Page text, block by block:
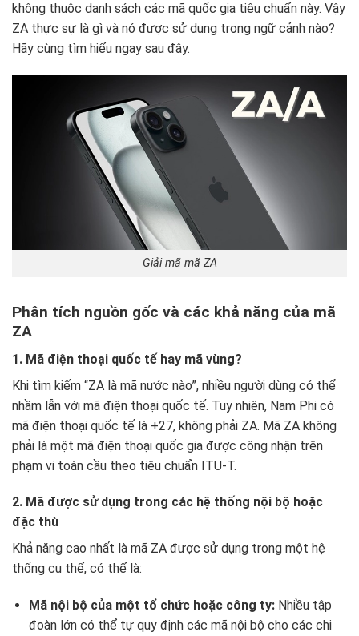
không thuộc danh sách các mã quốc gia tiêu chuẩn này. Vậy
ZA thực sự là gì và nó được sử dụng trong ngữ cảnh nào?
Hãy cùng tìm hiểu ngay sau đây.
Giải mã mã ZA
Phân tích nguồn gốc và các khả năng của mã
ZA
1. Mã điện thoại quốc tế hay mã vùng?
Khi tìm kiếm “ZA là mã nước nào”, nhiều người dùng có thể
nhầm lẫn với mã điện thoại quốc tế. Tuy nhiên, Nam Phi có
mã điện thoại quốc tế là +27, không phải ZA. Mã ZA không
phải là một mã điện thoại quốc gia được công nhận trên
phạm vi toàn cầu theo tiêu chuẩn ITU-T.
2. Mã được sử dụng trong các hệ thống nội bộ hoặc
đặc thù
Khả năng cao nhất là mã ZA được sử dụng trong một hệ
thống cụ thể, có thể là:
Mã nội bộ của một tổ chức hoặc công ty:Nhiều tập
đoàn lớn có thể tự quy định các mã nội bộ cho các chi